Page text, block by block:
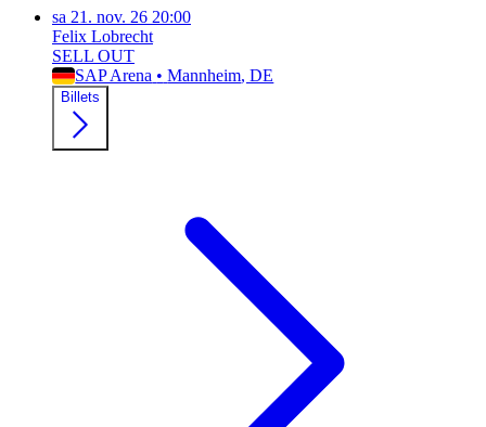
sa 21. nov. 26 20:00
Felix Lobrecht
SELL OUT
SAP Arena • Mannheim, DE
Billets